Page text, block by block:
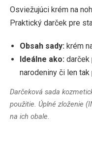
Osviežujúci krém na
Praktický darček pre
Obsah sady: krém
Ideálne ako: darček
narodeniny či len
Darčeková sada
použitie. Úplné zloženie
na ich obale.